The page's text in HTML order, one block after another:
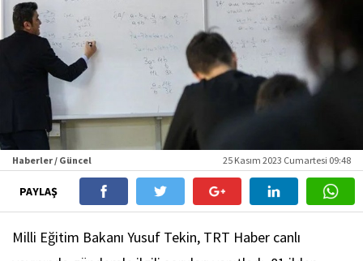
Haberler / Güncel 25 Kasım 2023 Cumartesi 09:48
PAYLAŞ
Milli Eğitim Bakanı Yusuf Tekin, TRT Haber canlı